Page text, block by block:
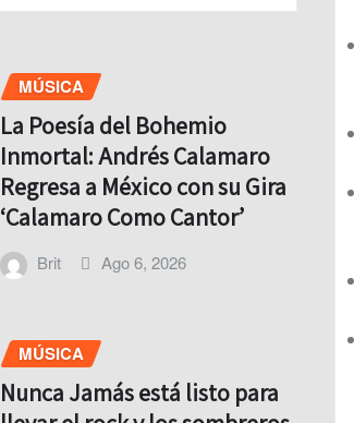
MÚSICA
La Poesía del Bohemio
Inmortal: Andrés Calamaro
Regresa a México con su Gira
‘Calamaro Como Cantor’
Brit Ago 6, 2026
MÚSICA
Nunca Jamás está listo para